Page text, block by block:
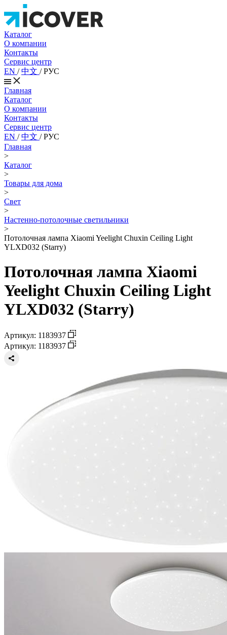
Каталог
О компании
Контакты
Сервис центр
EN /中文 /РУС
Главная
Каталог
О компании
Контакты
Сервис центр
EN /中文 /РУС
Главная
>
Каталог
>
Товары для дома
>
Свет
>
Настенно-потолочные светильники
>
Потолочная лампа Xiaomi Yeelight Chuxin Ceiling Light
YLXD032 (Starry)
Потолочная лампа Xiaomi
Yeelight Chuxin Ceiling Light
YLXD032 (Starry)
Артикул: 1183937
Артикул: 1183937